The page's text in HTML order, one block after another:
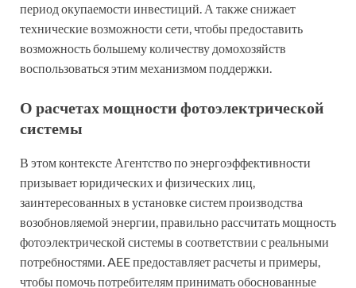
период окупаемости инвестиций. А также снижает
технические возможности сети, чтобы предоставить
возможность большему количеству домохозяйств
воспользоваться этим механизмом поддержки.
О расчетах мощности фотоэлектрической
системы
В этом контексте Агентство по энергоэффективности
призывает юридических и физических лиц,
заинтересованных в установке систем производства
возобновляемой энергии, правильно рассчитать мощность
фотоэлектрической системы в соответствии с реальными
потребностями. AEE предоставляет расчеты и примеры,
чтобы помочь потребителям принимать обоснованные